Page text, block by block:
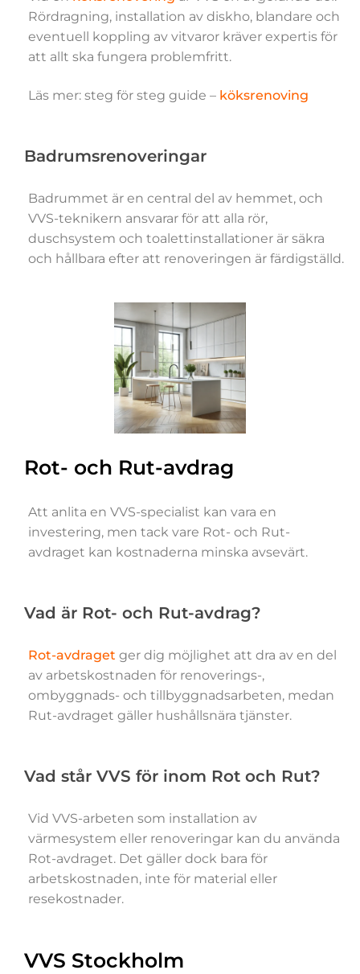
Rördragning, installation av diskho, blandare och
eventuell koppling av vitvaror kräver expertis för
att allt ska fungera problemfritt.
Läs mer: steg för steg guide – köksrenoving
Badrumsrenoveringar
Badrummet är en central del av hemmet, och
VVS-teknikern ansvarar för att alla rör,
duschsystem och toalettinstallationer är säkra
och hållbara efter att renoveringen är färdigställd.
Rot- och Rut-avdrag
Att anlita en VVS-specialist kan vara en
investering, men tack vare Rot- och Rut-
avdraget kan kostnaderna minska avsevärt.
Vad är Rot- och Rut-avdrag?
Rot-avdraget ger dig möjlighet att dra av en del
av arbetskostnaden för renoverings-,
ombyggnads- och tillbyggnadsarbeten, medan
Rut-avdraget gäller hushållsnära tjänster.
Vad står VVS för inom Rot och Rut?
Vid VVS-arbeten som installation av
värmesystem eller renoveringar kan du använda
Rot-avdraget. Det gäller dock bara för
arbetskostnaden, inte för material eller
resekostnader.
VVS Stockholm